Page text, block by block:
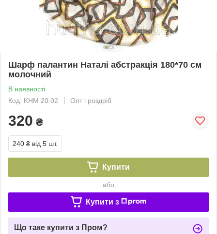
Шарф палантин Наталі абстракція 180*70 см
молочний
В наявності
Код: KHM 20.02
Опт і роздріб
320 ₴
240 ₴ від 5 шт.
Купити
або
Купити з
Що таке купити з Пром?